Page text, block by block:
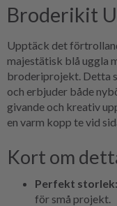
Broderikit
Upptäck det
majestätisk blå uggla
broderiprojekt. Detta
och erbjuder både
givande och kreativ
en varm kopp te vid
Kort om
Perfekt storlek:
för små projekt.